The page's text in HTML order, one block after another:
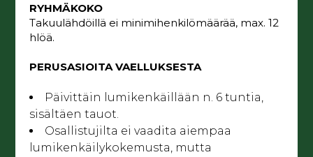
RYHMÄKOKO
Takuulähdöillä ei minimihenkilömäärää, max. 12
hlöä.
PERUSASIOITA VAELLUKSESTA
Päivittäin lumikenkäillään n. 6 tuntia,
sisältäen tauot.
Osallistujilta ei vaadita aiempaa
lumikenkäilykokemusta, mutta